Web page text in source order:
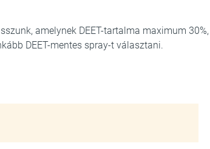
amelynek DEET-tartalma maximum 30%,
DEET-mentes spray-t választani.